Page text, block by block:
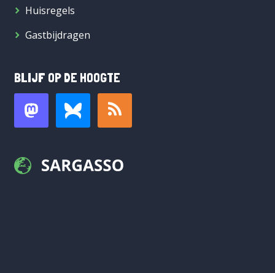
Huisregels
Gastbijdragen
BLIJF OP DE HOOGTE